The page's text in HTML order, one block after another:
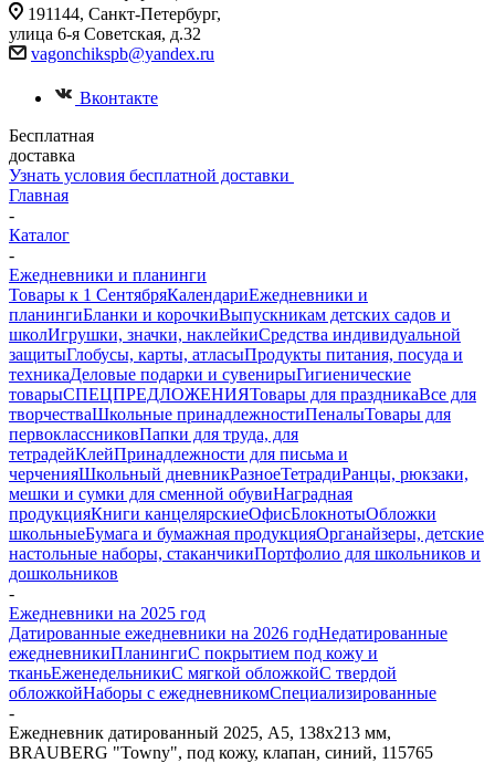
191144, Санкт-Петербург,
улица 6-я Советская, д.32
vagonchikspb@yandex.ru
Вконтакте
Бесплатная
доставка
Узнать условия бесплатной доставки
Главная
-
Каталог
-
Ежедневники и планинги
Товары к 1 СентябряКалендариЕжедневники и
планингиБланки и корочкиВыпускникам детских садов и
школИгрушки, значки, наклейкиСредства индивидуальной
защитыГлобусы, карты, атласыПродукты питания, посуда и
техникаДеловые подарки и сувенирыГигиенические
товарыСПЕЦПРЕДЛОЖЕНИЯТовары для праздникаВсе для
творчестваШкольные принадлежностиПеналыТовары для
первоклассниковПапки для труда, для
тетрадейКлейПринадлежности для письма и
черченияШкольный дневникРазноеТетрадиРанцы, рюкзаки,
мешки и сумки для сменной обувиНаградная
продукцияКниги канцелярскиеОфисБлокнотыОбложки
школьныеБумага и бумажная продукцияОрганайзеры, детские
настольные наборы, стаканчикиПортфолио для школьников и
дошкольников
-
Ежедневники на 2025 год
Датированные ежедневники на 2026 годНедатированные
ежедневникиПланингиС покрытием под кожу и
тканьЕженедельникиС мягкой обложкойС твердой
обложкойНаборы с ежедневникомСпециализированные
-
Ежедневник датированный 2025, А5, 138x213 мм,
BRAUBERG "Towny", под кожу, клапан, синий, 115765